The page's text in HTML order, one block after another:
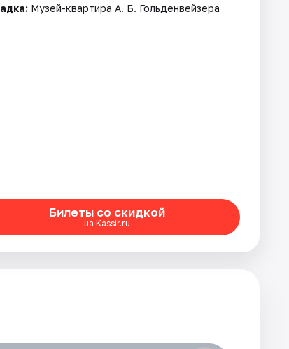
Музей-квартира А. Б. Гольденвейзера
Билеты со скидкой
на Kassir.ru